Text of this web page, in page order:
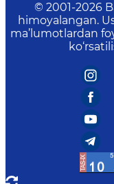
© 2001-2026
himoyalangan.
ma’lumotlardan